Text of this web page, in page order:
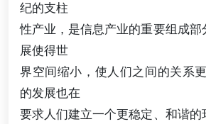
纪的支柱
性产业，是信息产业的重要组成
展使得世
界空间缩小，使人们之间的关系
的发展也在
要求人们建立一个更稳定、和谐